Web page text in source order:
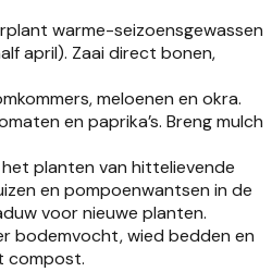
warme-seizoensgewassen
april). Zaai direct bonen,
meloenen en okra.
en paprika’s. Breng mulch
planten van hittelievende
en pompoenwantsen in de
voor nieuwe planten.
bodemvocht, wied bedden en
compost.